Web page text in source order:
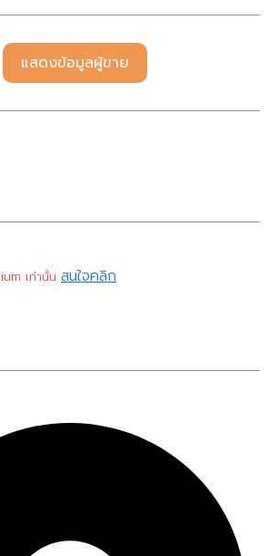
แสดงข้อมูลผู้ขาย
เท่านั้น สนใจคลิก